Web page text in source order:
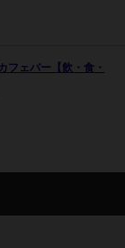
フェバー【飲・食・